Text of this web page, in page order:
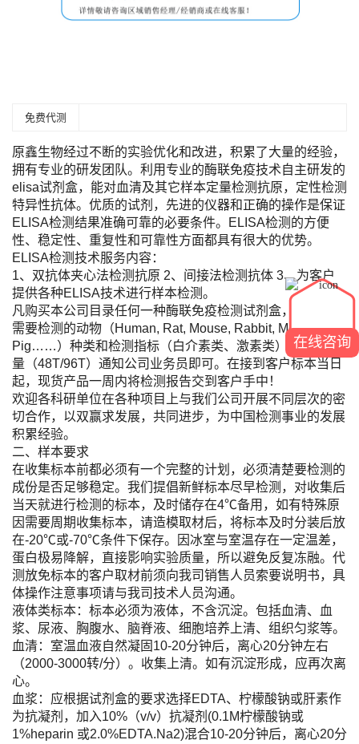
免费代测
原鑫生物经过不断的实验优化和改进，积累了大量的经验，
拥有专业的研发团队。利用专业的酶联免疫技术自主研发的
elisa试剂盒，能对血清及其它样本定量检测抗原，定性检测
特异性抗体。优质的试剂，先进的仪器和正确的操作是保证
ELISA检测结果准确可靠的必要条件。ELISA检测的方便
性、稳定性、重复性和可靠性方面都具有很大的优势。
ELISA检测技术服务内容：
1、双抗体夹心法检测抗原 2、间接法检测抗体 3、为客户
提供各种ELISA技术进行样本检测。
凡购买本公司目录任何一种酶联免疫检测试剂盒，您只需将
需要检测的动物（Human, Rat, Mouse, Rabbit, Monkey,
Pig……）种类和检测指标（白介素类、激素类）及标本数
量（48T/96T）通知公司业务员即可。在接到客户标本当日
起，现货产品一周内将检测报告交到客户手中！
欢迎各科研单位在各种项目上与我们公司开展不同层次的密
切合作，以双赢求发展，共同进步，为中国检测事业的发展
积累经验。
二、样本要求
在收集标本前都必须有一个完整的计划，必须清楚要检测的
成份是否足够稳定。我们提倡新鲜标本尽早检测，对收集后
当天就进行检测的标本，及时储存在4℃备用，如有特殊原
因需要周期收集标本，请造模取材后，将标本及时分装后放
在-20℃或-70℃条件下保存。因冰室与室温存在一定温差，
蛋白极易降解，直接影响实验质量，所以避免反复冻融。代
测放免标本的客户取材前须向我司销售人员索要说明书，具
体操作注意事项请与我司技术人员沟通。
液体类标本：标本必须为液体，不含沉淀。包括血清、血
浆、尿液、胸腹水、脑脊液、细胞培养上清、组织匀浆等。
血清：室温血液自然凝固10-20分钟后，离心20分钟左右
（2000-3000转/分）。收集上清。如有沉淀形成，应再次离
心。
血浆：应根据试剂盒的要求选择EDTA、柠檬酸钠或肝素作
为抗凝剂，加入10%（v/v）抗凝剂(0.1M柠檬酸钠或
1%heparin 或2.0%EDTA.Na2)混合10-20分钟后，离心20分
在线咨询